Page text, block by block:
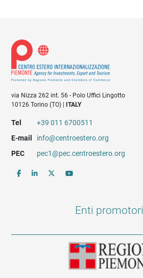
via Nizza 262 int. 56 - Polo Uffici Lingotto
10126 Torino (TO) |
ITALY
Tel
+39 011 6700511
E-mail
info@centroestero.org
PEC
pec1@pec.centroestero.org
Enti promotori